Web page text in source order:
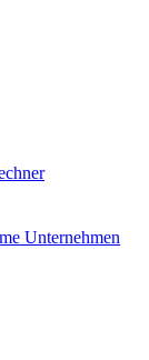
Unternehmen